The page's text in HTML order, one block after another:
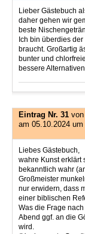
Lieber Gästebuch
daher gehen wir
beste
Ich bin überdies
braucht. Großartig
bunter und
bessere
Eintrag Nr. 31 von
am 05.10.2024
Liebes Gästebuch,
wahre Kunst erklärt
bekanntlich wahr
Großmeister
nur erwidern, dass
einer biblischen
Was die Frage
Abend ggf. an die
wird.